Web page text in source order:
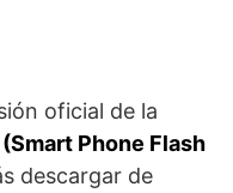
oficial de la
Phone Flash
descargar de